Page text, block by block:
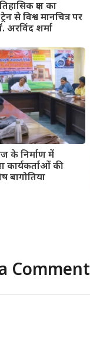
क्षण का
से विश्व मानचित्र पर
अरविंद शर्मा
के निर्माण में
की
बागोतिया
Comment